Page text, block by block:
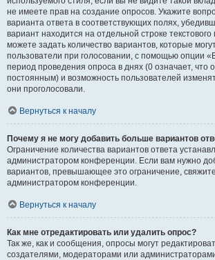
не имеете прав на создание опросов. Укажите
варианта ответа в соответствующих полях,
вариант находится на отдельной строке
можете задать количество вариантов, которые
пользователи при голосовании, с помощью опции
период проведения опроса в днях (0 означает, что
постоянным) и возможность пользователей
они проголосовали.
Вернуться к началу
Почему я не могу добавить больше вариантов
Ограничение количества вариантов ответа
администратором конференции. Если вам нужно
вариантов, превышающее это ограничение,
администратором конференции.
Вернуться к началу
Как мне отредактировать или удалить опрос?
Так же, как и сообщения, опросы могут
создателями, модераторами или